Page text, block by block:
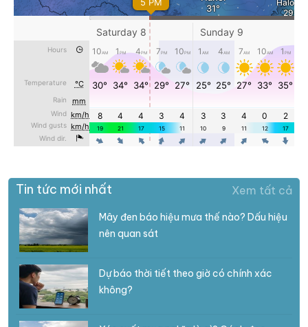
Tin tức mới nhất Xem tất cả
Mây đen báo hiệu mưa thế nào? Dấu hiệu
nên quan sát
Dự báo thời tiết theo giờ có chính xác
không?